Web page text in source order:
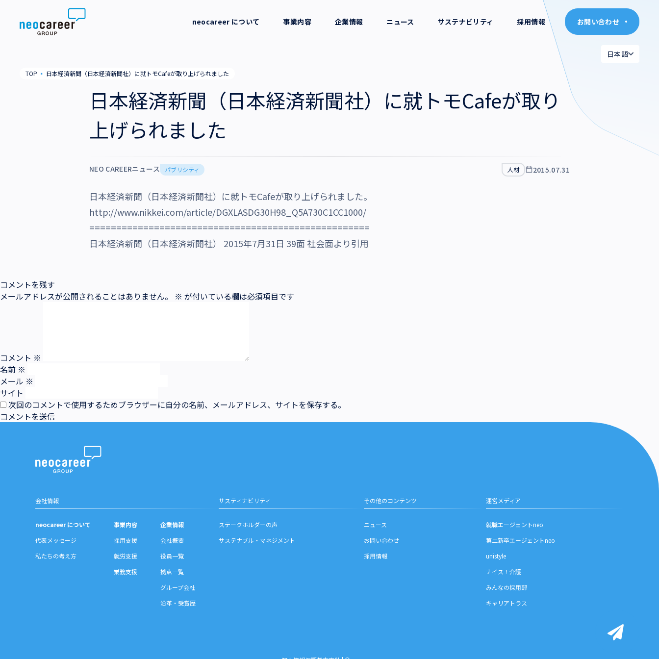
お問い合わせ
日本語
neocareer について
私たちの考え方
事業内容
就労支援
企業情報
役員一覧
ニュース サステナビリティ 採用情報 お問い合わせ
日本語
TOP ▪ 日本経済新聞（日本経済新聞社）に就トモCafeが取り上げられました
日本経済新聞（日本経済新聞社）に就トモCafeが取り
上げられました
NEO CAREERニュース パブリシティ 人材 2015.07.31
日本経済新聞（日本経済新聞社）に就トモCafeが取り上げられました。
http://www.nikkei.com/article/DGXLASDG30H98_Q5A730C1CC1000/
====================================================
日本経済新聞（日本経済新聞社） 2015年7月31日 39面 社会面より引用
コメントを残す
メールアドレスが公開されることはありません。
※ が付いている欄は必須項目です
コメント ※
名前 ※
メール ※
サイト
次回のコメントで使用するためブラウザーに自分の名前、メールアドレス、サイトを保存する。
会社情報
neocareer について
代表メッセージ
私たちの考え方
事業内容
採用支援
就労支援
業務支援
企業情報
会社概要
役員一覧
拠点一覧
グループ会社
沿革・受賞歴
サスティナビリティ
ステークホルダーの声
サステナブル・マネジメント
その他のコンテンツ
ニュース
お問い合わせ
採用情報
運営メディア
就職エージェントneo
第二新卒エージェントneo
unistyle
ナイス！介護
みんなの採用部
キャリアトラス